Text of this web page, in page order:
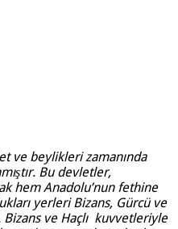
ve beylikleri zamanında
Bu devletler,
hem Anadolu’nun fethine
yerleri Bizans, Gürcü ve
Bizans ve Haçlı kuvvetleriyle